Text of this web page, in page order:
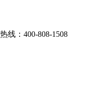
线：400-808-1508